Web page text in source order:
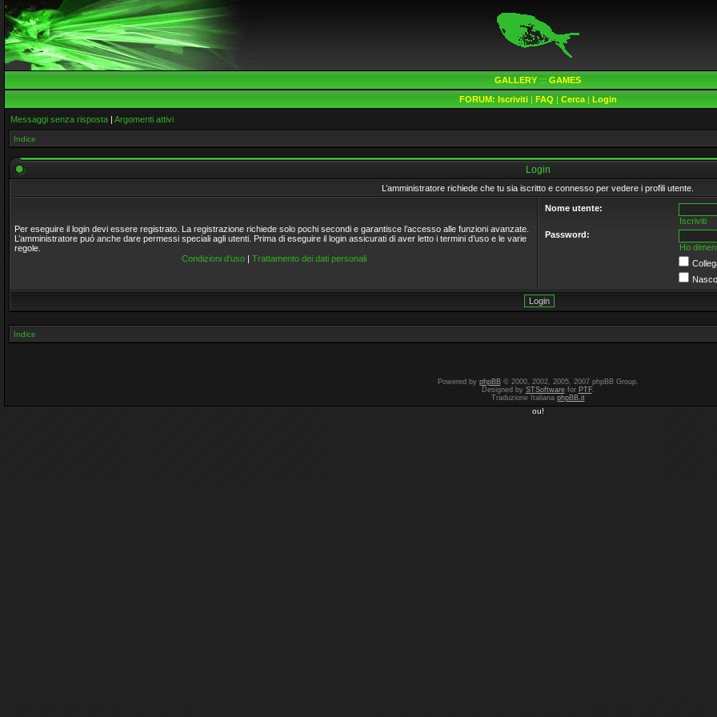
GALLERY ::: GAMES
FORUM: Iscriviti| FAQ | Cerca| Login
Messaggi senza risposta | Argomenti attivi
Indice
Login
L’amministratore richiede che tu sia iscritto e connesso per vedere i profili utente.
Per eseguire il login devi essere registrato. La registrazione richiede solo pochi secondi e garantisce l’accesso alle funzioni avanzate.
L’amministratore puó anche dare permessi speciali agli utenti. Prima di eseguire il login assicurati di aver letto i termini d’uso e le varie
regole.
Condizioni d’uso| Trattamento dei dati personali
Nome utente:
Iscriviti
Password:
Ho
Indice
Powered by phpBB© 2000, 2002, 2005, 2007 phpBB Group.
Designed by STSoftwarefor PTF.
Traduzione Italiana phpBB.it
ou!